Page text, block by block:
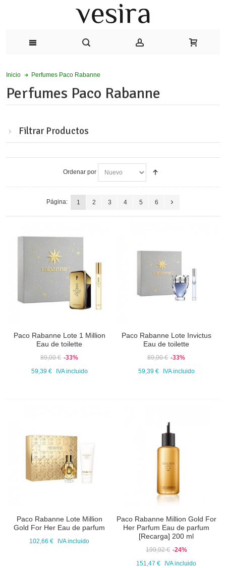
Inicio Perfumes Paco Rabanne
Perfumes Paco Rabanne
Filtrar Productos
Ordenar por
Página: 1 2 3 4 5 6
Paco Rabanne Lote 1 Million
Eau de toilette
89,00 € -33%
59,39 €
IVA incluido
Paco Rabanne Lote Invictus
Eau de toilette
89,00 € -33%
59,39 €
IVA incluido
Paco Rabanne Lote Million
Gold For Her Eau de parfum
102,66 € IVA incluido
Paco Rabanne Million Gold For
Her Parfum Eau de parfum
[Recarga] 200 ml
199,92 € -24%
151,47 €
IVA incluido